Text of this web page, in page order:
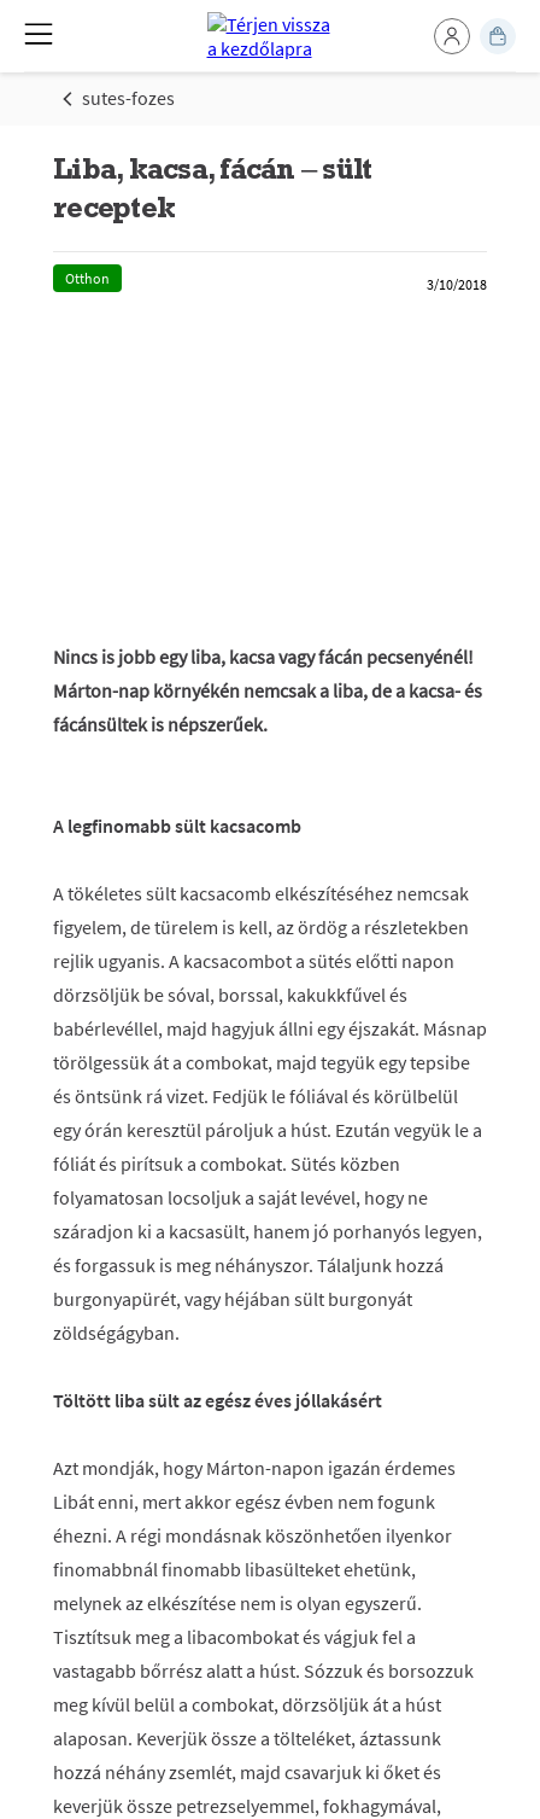
sutes-fozes
Liba, kacsa, fácán – sült
receptek
Otthon 3/10/2018
Nincs is jobb egy liba, kacsa vagy fácán pecsenyénél!
Márton-nap környékén nemcsak a liba, de a kacsa- és
fácánsültek is népszerűek.
A legfinomabb sült kacsacomb
A tökéletes sült kacsacomb elkészítéséhez nemcsak
figyelem, de türelem is kell, az ördög a részletekben
rejlik ugyanis. A kacsacombot a sütés előtti napon
dörzsöljük be sóval, borssal, kakukkfűvel és
babérlevéllel, majd hagyjuk állni egy éjszakát. Másnap
törölgessük át a combokat, majd tegyük egy tepsibe
és öntsünk rá vizet. Fedjük le fóliával és körülbelül
egy órán keresztül pároljuk a húst. Ezután vegyük le a
fóliát és pirítsuk a combokat. Sütés közben
folyamatosan locsoljuk a saját levével, hogy ne
száradjon ki a kacsasült, hanem jó porhanyós legyen,
és forgassuk is meg néhányszor. Tálaljunk hozzá
burgonyapürét, vagy héjában sült burgonyát
zöldségágyban.
Töltött liba sült az egész éves jóllakásért
Azt mondják, hogy Márton-napon igazán érdemes
Libát enni, mert akkor egész évben nem fogunk
éhezni. A régi mondásnak köszönhetően ilyenkor
finomabbnál finomabb libasülteket ehetünk,
melynek az elkészítése nem is olyan egyszerű.
Tisztítsuk meg a libacombokat és vágjuk fel a
vastagabb bőrrész alatt a húst. Sózzuk és borsozzuk
meg kívül belül a combokat, dörzsöljük át a húst
alaposan. Keverjük össze a tölteléket, áztassunk
hozzá néhány zsemlét, majd csavarjuk ki őket és
keverjük össze petrezselyemmel, fokhagymával,